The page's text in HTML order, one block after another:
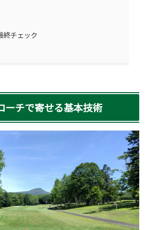
終チェック
ーチで寄せる基本技術